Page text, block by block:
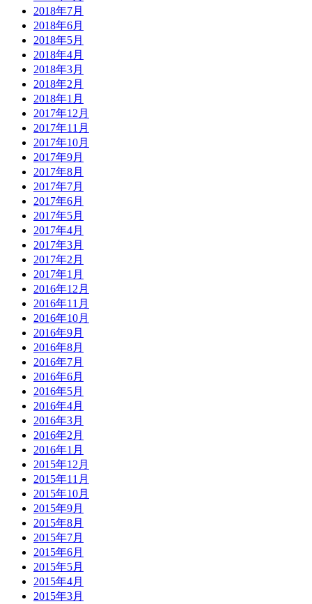
2018年7月
2018年6月
2018年5月
2018年4月
2018年3月
2018年2月
2018年1月
2017年12月
2017年11月
2017年10月
2017年9月
2017年8月
2017年7月
2017年6月
2017年5月
2017年4月
2017年3月
2017年2月
2017年1月
2016年12月
2016年11月
2016年10月
2016年9月
2016年8月
2016年7月
2016年6月
2016年5月
2016年4月
2016年3月
2016年2月
2016年1月
2015年12月
2015年11月
2015年10月
2015年9月
2015年8月
2015年7月
2015年6月
2015年5月
2015年4月
2015年3月